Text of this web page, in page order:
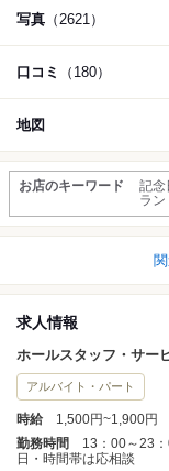
写真 （2621）
口コミ （180）
地図
お店のキーワード
記念
ラン
求人情報
ホールスタッフ・サー
アルバイト・パート
時給
1,500円~1,900円
勤務時間
13：00～23
日・時間帯は応相談